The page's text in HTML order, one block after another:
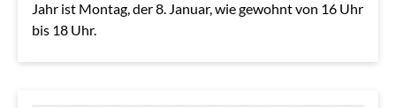
Jahr ist Montag, der 8. Januar, wie gewohnt von 16 Uhr
bis 18 Uhr.